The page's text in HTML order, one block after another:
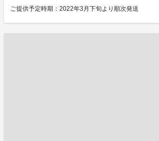
ご提供予定時期：2022年3月下旬より順次発送